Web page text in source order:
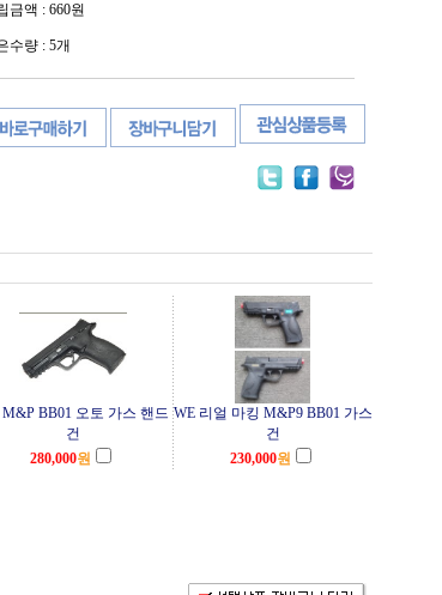
금액 : 660원
수량 : 5개
M&P BB01 오토 가스 핸드
건
WE 리얼 마킹 M&P9 BB01 가스
건
280,000원 230,000원